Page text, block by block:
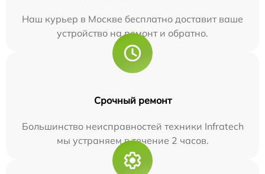
Наш курьер в Москве бесплатно доставит ваше
устройство на ремонт и обратно.
Срочный ремонт
Большинство неисправностей техники Infratech
мы устраняем в течение 2 часов.